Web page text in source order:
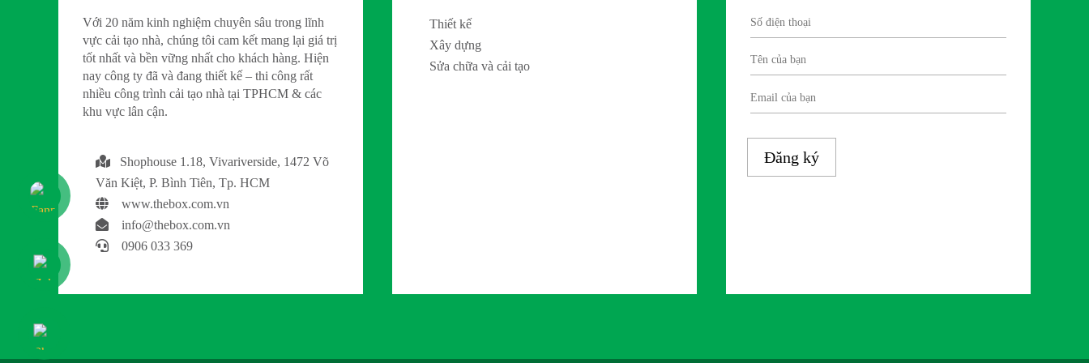
Với 20 năm kinh nghiệm chuyên sâu trong lĩnh
vực cải tạo nhà, chúng tôi cam kết mang lại giá trị
tốt nhất và bền vững nhất cho khách hàng. Hiện
nay công ty đã và đang thiết kế – thi công rất
nhiều công trình cải tạo nhà tại TPHCM & các
khu vực lân cận.
Shophouse 1.18, Vivariverside, 1472 Võ
Văn Kiệt, P. Bình Tiên, Tp. HCM
www.thebox.com.vn
info@thebox.com.vn
0906 033 369
Thiết kế
Xây dựng
Sửa chữa và cải tạo
Đăng ký